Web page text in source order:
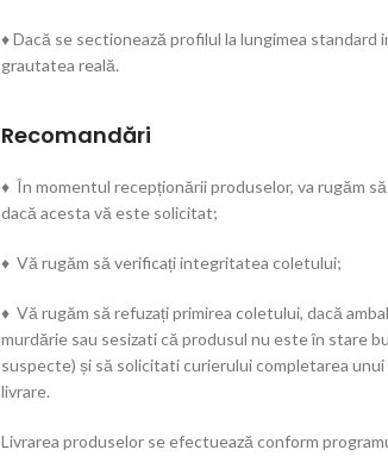
♦ Dacă se sectionează profilul la lungimea standard
grautatea reală.
Recomandări
♦ În momentul recepționării produselor, va rugăm
dacă acesta vă este solicitat;
♦ Vă rugăm să verificați integritatea coletului;
♦ Vă rugăm să refuzați primirea coletului, dacă
murdărie sau sesizati că produsul nu este în stare
suspecte) și să solicitati curierului completarea
livrare.
Livrarea produselor se efectuează conform